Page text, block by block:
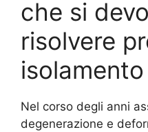
che si
risolvere
isolamento
Nel corso degli anni
degenerazione e